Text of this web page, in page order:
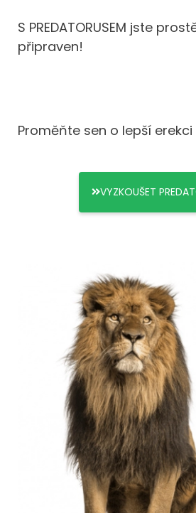
S PREDATORUSEM jste
připraven!
Proměňte sen o lepší erekci
VYZKOUŠET